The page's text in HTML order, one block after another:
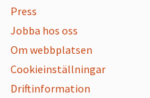
Press
Jobba hos oss
Om webbplatsen
Cookieinställningar
Driftinformation